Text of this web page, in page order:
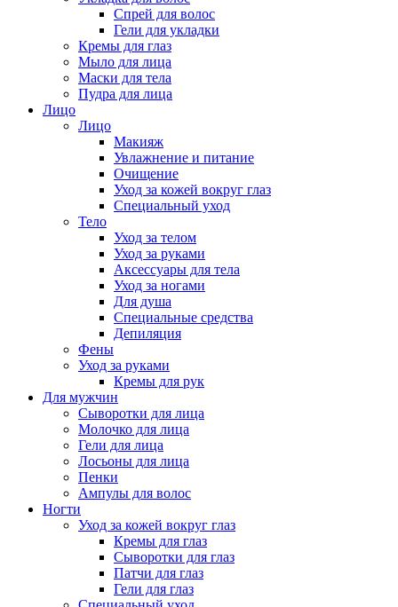
Спрей для волос
Гели для укладки
Кремы для глаз
Мыло для лица
Маски для тела
Пудра для лица
Лицо
Лицо
Макияж
Увлажнение и питание
Очищение
Уход за кожей вокруг глаз
Специальный уход
Тело
Уход за телом
Уход за руками
Аксессуары для тела
Уход за ногами
Для душа
Специальные средства
Депиляция
Фены
Уход за руками
Кремы для рук
Для мужчин
Сыворотки для лица
Молочко для лица
Гели для лица
Лосьоны для лица
Пенки
Ампулы для волос
Ногти
Уход за кожей вокруг глаз
Кремы для глаз
Сыворотки для глаз
Патчи для глаз
Гели для глаз